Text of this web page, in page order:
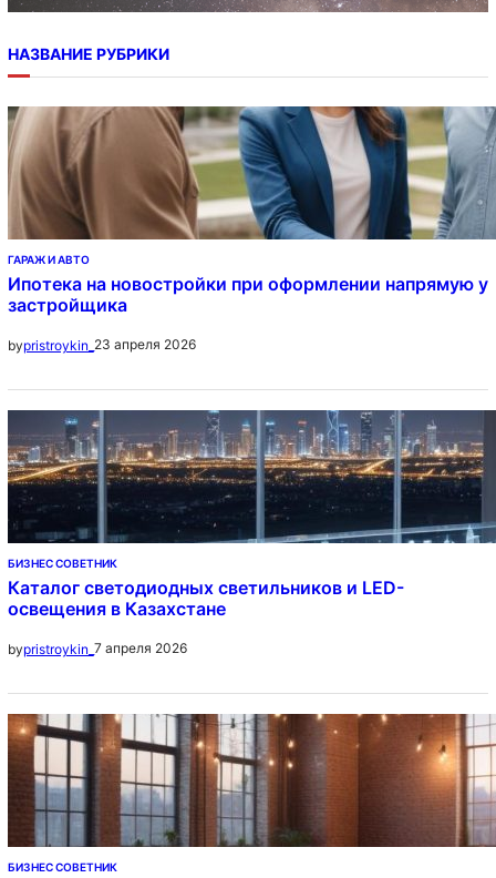
НАЗВАНИЕ РУБРИКИ
ГАРАЖ И АВТО
Ипотека на новостройки при оформлении напрямую у
застройщика
bypristroykin_ 23 апреля 2026
БИЗНЕС СОВЕТНИК
Каталог светодиодных светильников и LED-
освещения в Казахстане
bypristroykin_ 7 апреля 2026
БИЗНЕС СОВЕТНИК